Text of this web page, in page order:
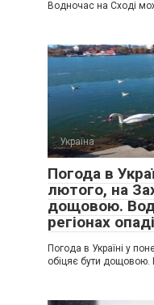
Водночас на Сході
Україна
Погода в
лютого, на
дощовою.
регіонах
Погода в Україні у
обіцяє бути дощовою.